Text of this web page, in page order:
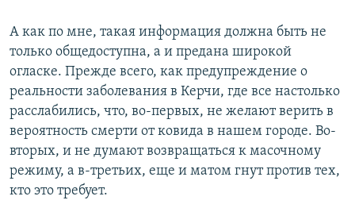
А как по мне, такая информация должна быть не
только общедоступна, а и предана широкой
огласке. Прежде всего, как предупреждение о
реальности заболевания в Керчи, где все настолько
расслабились, что, во-первых, не желают верить в
вероятность смерти от ковида в нашем городе. Во-
вторых, и не думают возвращаться к масочному
режиму, а в-третьих, еще и матом гнут против тех,
кто это требует.